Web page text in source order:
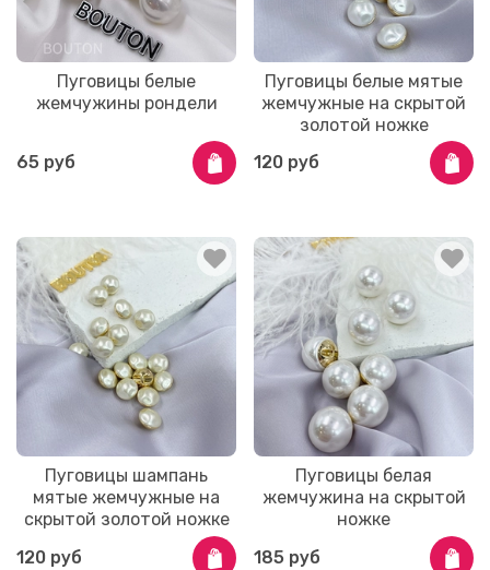
Пуговицы белые
жемчужины рондели
65 руб
Пуговицы белые мятые
жемчужные на скрытой
золотой ножке
120 руб
Пуговицы шампань
мятые жемчужные на
скрытой золотой ножке
120 руб
Пуговицы белая
жемчужина на скрытой
ножке
185 руб